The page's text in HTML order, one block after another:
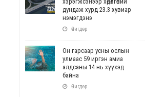
дундаж хурд 23.3 хувиар
нэмэгдэнэ
Өчигдөр
Он гарсаар усны ослын
улмаас 59 иргэн амиа
алдсаны 14 нь хүүхэд
байна
Өчигдөр